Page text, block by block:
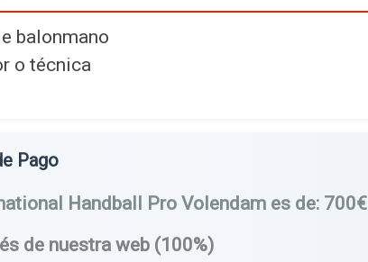
balonmano
o técnica
Pago
Handball Pro Volendam es de: 700€
de nuestra web (100%)